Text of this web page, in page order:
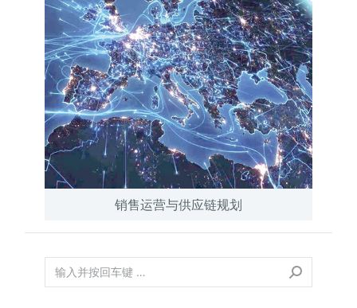
销售运营与供应链规划